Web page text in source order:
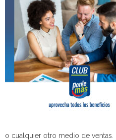
o cualquier otro medio de ventas.